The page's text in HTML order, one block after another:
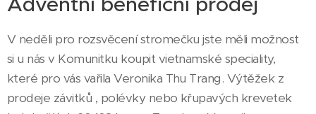
V neděli pro rozsvěcení stromečku jste měli možnost
si u nás v Komunitku koupit vietnamské speciality,
které pro vás vařila Veronika Thu Trang. Výtěžek z
prodeje závitků , polévky nebo křupavých krevetek